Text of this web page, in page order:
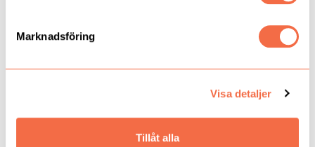
Marknadsföring
Visa detaljer
Tillåt alla
Borgeby Fältdagar 24-25 Juni
Borgeby Fältdagar 24-25 Juni Kom och besök oss under